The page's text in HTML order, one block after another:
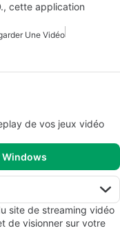
cette application
Une Vidéo
de vos jeux vidéo
site de streaming vidéo
de visionner sur votre